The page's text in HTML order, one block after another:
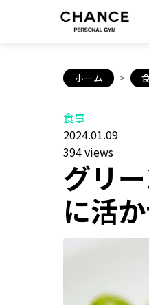
ホーム >
食事
2024.01.09
394 views
グリ
に活